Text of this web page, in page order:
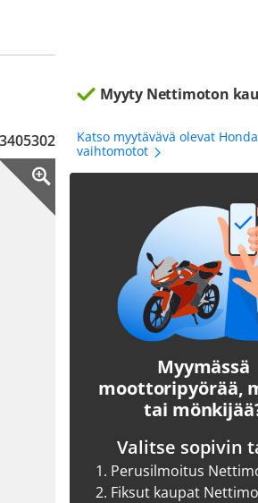
Myyty Nettimoton
Katso myytävävä olevat
vaihtomotot
Myymässä
moottoripyörää,
tai
Valitse sopivin
1. Perusilmoitus
2. Fiksut kaupat